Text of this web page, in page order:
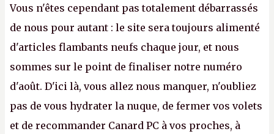
Vous n'êtes cependant pas totalement débarrassés
de nous pour autant : le site sera toujours alimenté
d'articles flambants neufs chaque jour, et nous
sommes sur le point de finaliser notre numéro
d'août. D'ici là, vous allez nous manquer, n'oubliez
pas de vous hydrater la nuque, de fermer vos volets
et de recommander Canard PC à vos proches, à